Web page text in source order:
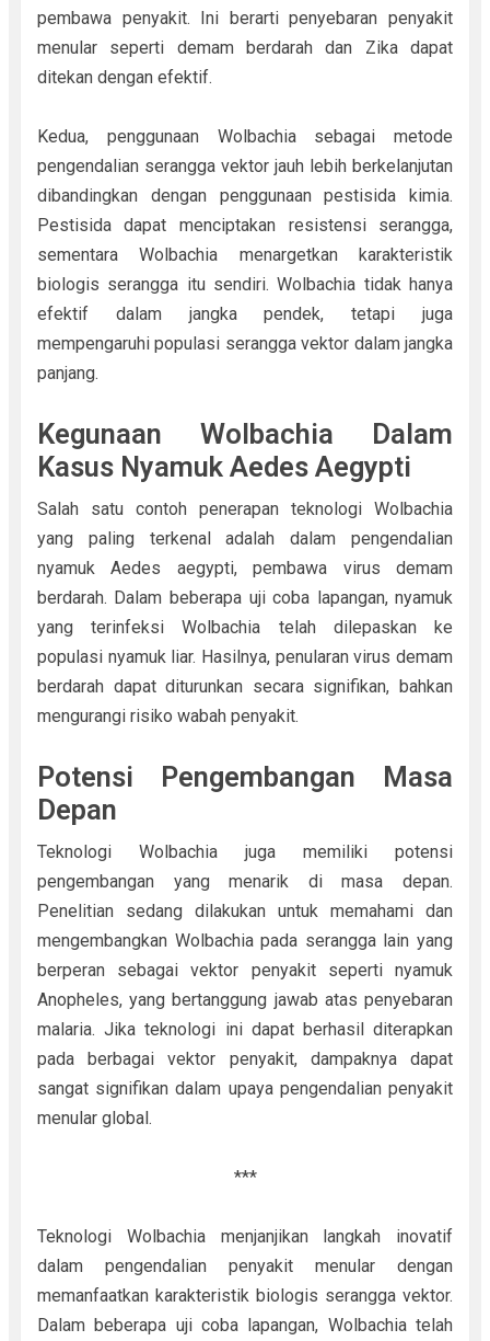
pembawa penyakit. Ini berarti penyebaran penyakit
menular seperti demam berdarah dan Zika dapat
ditekan dengan efektif.
Kedua, penggunaan Wolbachia sebagai metode
pengendalian serangga vektor jauh lebih berkelanjutan
dibandingkan dengan penggunaan pestisida kimia.
Pestisida dapat menciptakan resistensi serangga,
sementara Wolbachia menargetkan karakteristik
biologis serangga itu sendiri. Wolbachia tidak hanya
efektif dalam jangka pendek, tetapi juga
mempengaruhi populasi serangga vektor dalam jangka
panjang.
Kegunaan Wolbachia Dalam
Kasus Nyamuk Aedes Aegypti
Salah satu contoh penerapan teknologi Wolbachia
yang paling terkenal adalah dalam pengendalian
nyamuk Aedes aegypti, pembawa virus demam
berdarah. Dalam beberapa uji coba lapangan, nyamuk
yang terinfeksi Wolbachia telah dilepaskan ke
populasi nyamuk liar. Hasilnya, penularan virus demam
berdarah dapat diturunkan secara signifikan, bahkan
mengurangi risiko wabah penyakit.
Potensi Pengembangan Masa
Depan
Teknologi Wolbachia juga memiliki potensi
pengembangan yang menarik di masa depan.
Penelitian sedang dilakukan untuk memahami dan
mengembangkan Wolbachia pada serangga lain yang
berperan sebagai vektor penyakit seperti nyamuk
Anopheles, yang bertanggung jawab atas penyebaran
malaria. Jika teknologi ini dapat berhasil diterapkan
pada berbagai vektor penyakit, dampaknya dapat
sangat signifikan dalam upaya pengendalian penyakit
menular global.
***
Teknologi Wolbachia menjanjikan langkah inovatif
dalam pengendalian penyakit menular dengan
memanfaatkan karakteristik biologis serangga vektor.
Dalam beberapa uji coba lapangan, Wolbachia telah